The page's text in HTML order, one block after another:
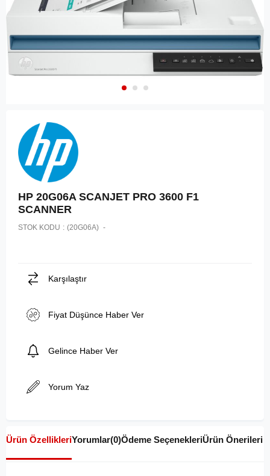
HP 20G06A SCANJET PRO 3600 F1
SCANNER
STOK KODU (20G06A)
Karşılaştır
Fiyat Düşünce Haber Ver
Gelince Haber Ver
Yorum Yaz
Ürün ÖzellikleriYorumlar(0)Ödeme SeçenekleriÜrün Önerileri